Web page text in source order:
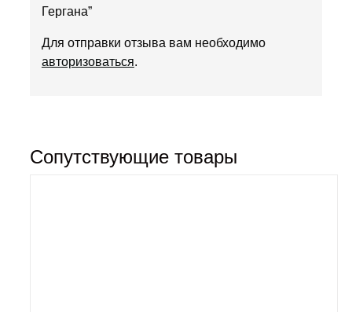
Гергана”
Для отправки отзыва вам необходимо
авторизоваться.
Сопутствующие товары